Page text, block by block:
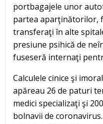
portbagajele unor
partea aparţinătorilor,
transferaţi în alte
presiune psihică de
fuseseră internaţi
Calculele cinice şi
apăreau 26 de paturi
medici specializaţi şi
bolnavii de